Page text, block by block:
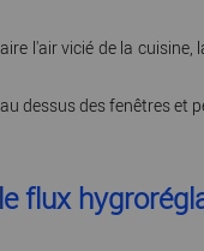
l'air vicié de la
dessus des fenêtres et
flux